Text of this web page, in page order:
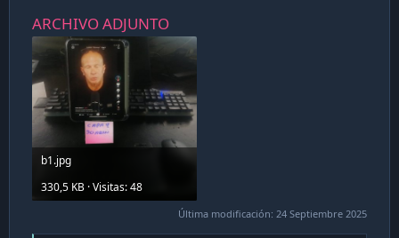
ARCHIVO ADJUNTO
b1.jpg
330,5 KB · Visitas: 48
Última modificación: 24 Septiembre 2025